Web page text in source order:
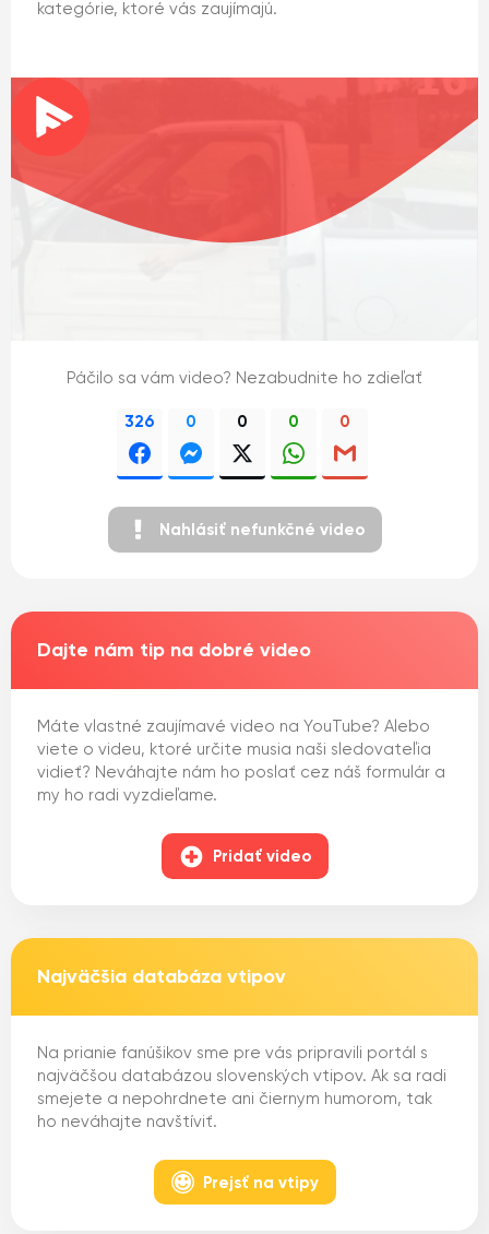
kategórie, ktoré vás zaujímajú.
Páčilo sa vám video? Nezabudnite ho zdieľať
326 0 0 0 0
Nahlásiť nefunkčné video
Dajte nám tip na dobré video
Máte vlastné zaujímavé video na YouTube? Alebo
viete o videu, ktoré určite musia naši sledovateľia
vidieť? Neváhajte nám ho poslať cez náš formulár a
my ho radi vyzdieľame.
Pridať video
Najväčšia databáza vtipov
Na prianie fanúšikov sme pre vás pripravili portál s
najväčšou databázou slovenských vtipov. Ak sa radi
smejete a nepohrdnete ani čiernym humorom, tak
ho neváhajte navštíviť.
Prejsť na vtipy